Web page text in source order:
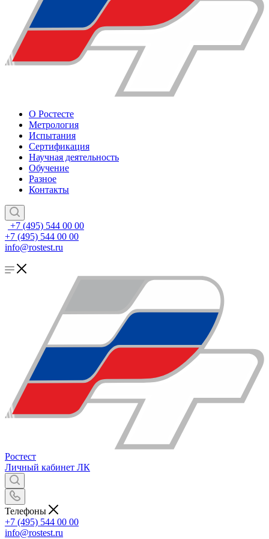
О Ростесте
Метрология
Испытания
Сертификация
Научная деятельность
Обучение
Разное
Контакты
+7 (495) 544 00 00
+7 (495) 544 00 00
info@rostest.ru
Ростест
Личный кабинет ЛК
Телефоны
+7 (495) 544 00 00
info@rostest.ru